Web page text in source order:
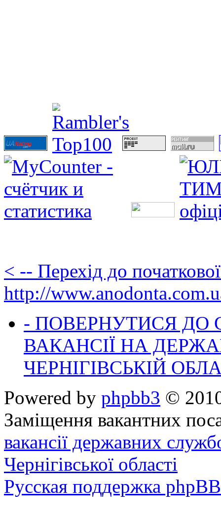
< -- Перехід до
http://
- ПОВЕРНУТИСЯ ДО
ВАКАНСІЇ НА
ЧЕРНІГІВСЬКІЙ
Powered by phpbb3 ©
Заміщення вакантних
вакансії державних
Чернігівської області
Русская поддержка phpBB